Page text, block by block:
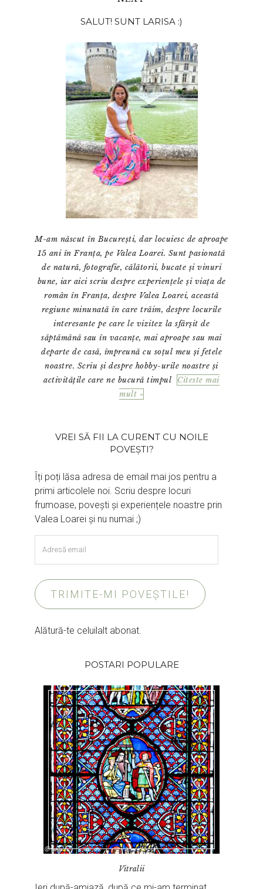
principală
SALUT! SUNT LARISA :)
M-am născut în București, dar locuiesc de aproape
15 ani în Franța, pe Valea Loarei. Sunt pasionată
de natură, fotografie, călătorii, bucate și vinuri
bune, iar aici scriu despre experiențele și viața de
român în Franța, despre Valea Loarei, această
regiune minunată în care trăim, despre locurile
interesante pe care le vizitez la sfârșit de
săptămână sau în vacanțe, mai aproape sau mai
departe de casă, împreună cu soțul meu și fetele
noastre. Scriu și despre hobby-urile noastre și
activitățile care ne bucură timpul
Citeste mai
mult »
VREI SĂ FII LA CURENT CU NOILE
POVEȘTI?
Îți poți lăsa adresa de email mai jos pentru a
primi articolele noi. Scriu despre locuri
frumoase, povești și experiențele noastre prin
Valea Loarei și nu numai ;)
email
TRIMITE-MI POVEȘTILE!
Alătură-te celuilalt abonat.
POSTARI POPULARE
Vitralii